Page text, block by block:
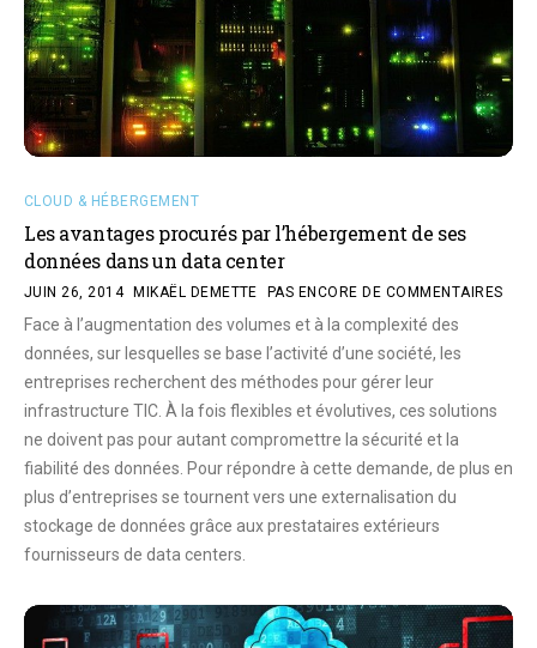
CLOUD & HÉBERGEMENT
Les avantages procurés par l’hébergement de ses
données dans un data center
JUIN 26, 2014 MIKAËL DEMETTE PAS ENCORE DE COMMENTAIRES
Face à l’augmentation des volumes et à la complexité des
données, sur lesquelles se base l’activité d’une société, les
entreprises recherchent des méthodes pour gérer leur
infrastructure TIC. À la fois flexibles et évolutives, ces solutions
ne doivent pas pour autant compromettre la sécurité et la
fiabilité des données. Pour répondre à cette demande, de plus en
plus d’entreprises se tournent vers une externalisation du
stockage de données grâce aux prestataires extérieurs
fournisseurs de data centers.